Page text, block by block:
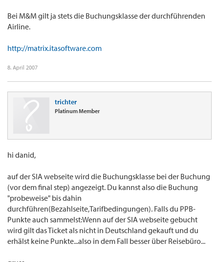
Bei M&M gilt ja stets die Buchungsklasse der durchführenden
Airline.
http://matrix.itasoftware.com
8. April 2007
trichter
Platinum Member
hi danid,
auf der SIA webseite wird die Buchungsklasse bei der Buchung
(vor dem final step) angezeigt. Du kannst also die Buchung
"probeweise" bis dahin
durchführen(Bezahlseite,Tarifbedingungen). Falls du PPB-
Punkte auch sammelst:Wenn auf der SIA webseite gebucht
wird gilt das Ticket als nicht in Deutschland gekauft und du
erhälst keine Punkte...also in dem Fall besser über Reisebüro...